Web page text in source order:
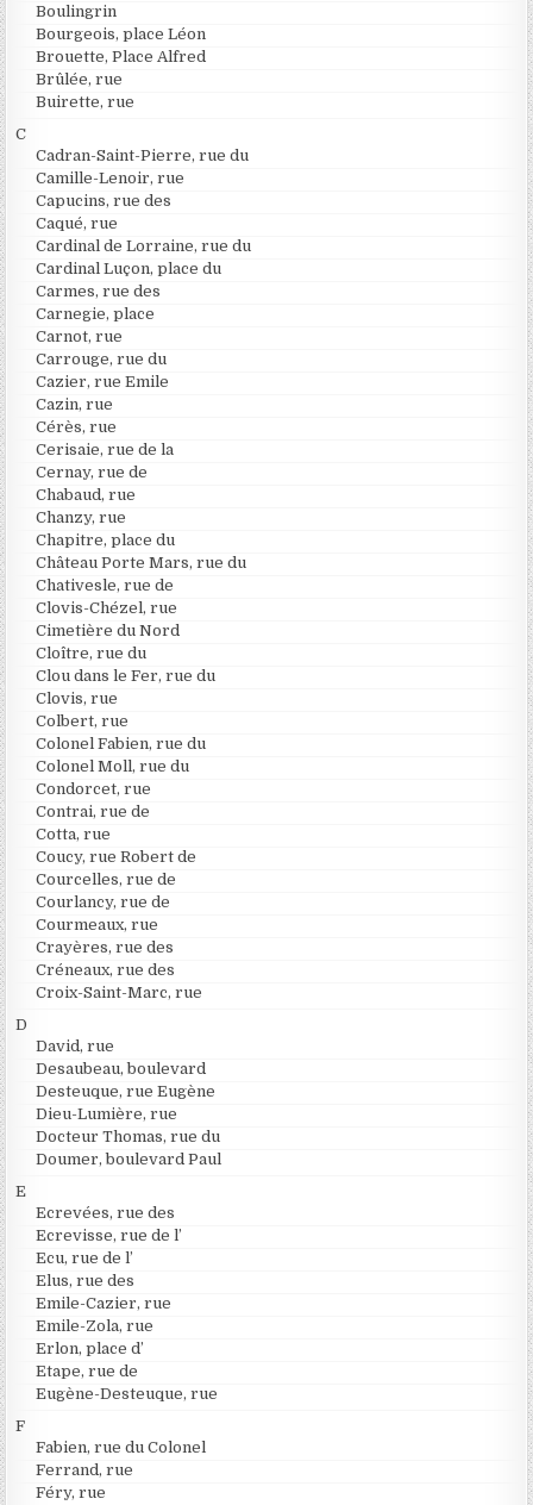
Boulingrin
Bourgeois, place Léon
Brouette, Place Alfred
Brûlée, rue
Buirette, rue
C
Cadran-Saint-Pierre, rue du
Camille-Lenoir, rue
Capucins, rue des
Caqué, rue
Cardinal de Lorraine, rue du
Cardinal Luçon, place du
Carmes, rue des
Carnegie, place
Carnot, rue
Carrouge, rue du
Cazier, rue Emile
Cazin, rue
Cérès, rue
Cerisaie, rue de la
Cernay, rue de
Chabaud, rue
Chanzy, rue
Chapitre, place du
Château Porte Mars, rue du
Chativesle, rue de
Clovis-Chézel, rue
Cimetière du Nord
Cloître, rue du
Clou dans le Fer, rue du
Clovis, rue
Colbert, rue
Colonel Fabien, rue du
Colonel Moll, rue du
Condorcet, rue
Contrai, rue de
Cotta, rue
Coucy, rue Robert de
Courcelles, rue de
Courlancy, rue de
Courmeaux, rue
Crayères, rue des
Créneaux, rue des
Croix-Saint-Marc, rue
D
David, rue
Desaubeau, boulevard
Desteuque, rue Eugène
Dieu-Lumière, rue
Docteur Thomas, rue du
Doumer, boulevard Paul
E
Ecrevées, rue des
Ecrevisse, rue de l’
Ecu, rue de l’
Elus, rue des
Emile-Cazier, rue
Emile-Zola, rue
Erlon, place d’
Etape, rue de
Eugène-Desteuque, rue
F
Fabien, rue du Colonel
Ferrand, rue
Féry, rue